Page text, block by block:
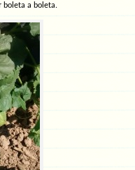
boleta a boleta.